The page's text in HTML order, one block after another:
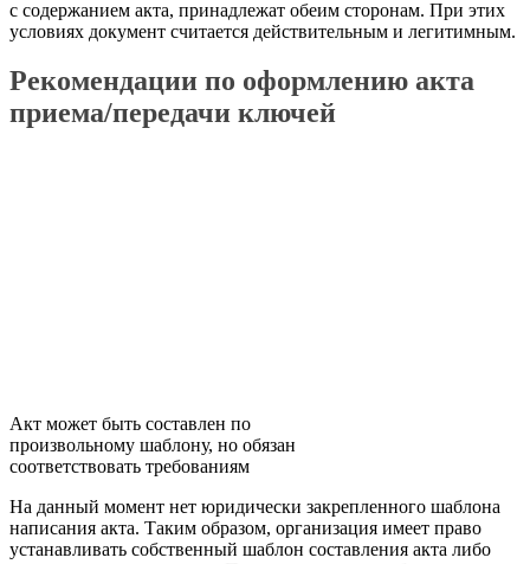
с содержанием акта, принадлежат обеим сторонам. При этих
условиях документ считается действительным и легитимным.
Рекомендации по оформлению акта
приема/передачи ключей
Акт может быть составлен по
произвольному шаблону, но обязан
соответствовать требованиям
На данный момент нет юридически закрепленного шаблона
написания акта. Таким образом, организация имеет право
устанавливать собственный шаблон составления акта либо